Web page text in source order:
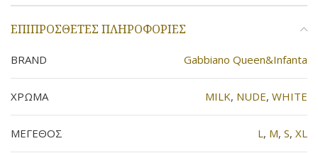
ΕΠΙΠΡΌΣΘΕΤΕΣ ΠΛΗΡΟΦΟΡΊΕΣ
BRAND Gabbiano Queen&Infanta
ΧΡΩΜΑ MILK, NUDE, WHITE
ΜΕΓΕΘΟΣ L , M, S, XL